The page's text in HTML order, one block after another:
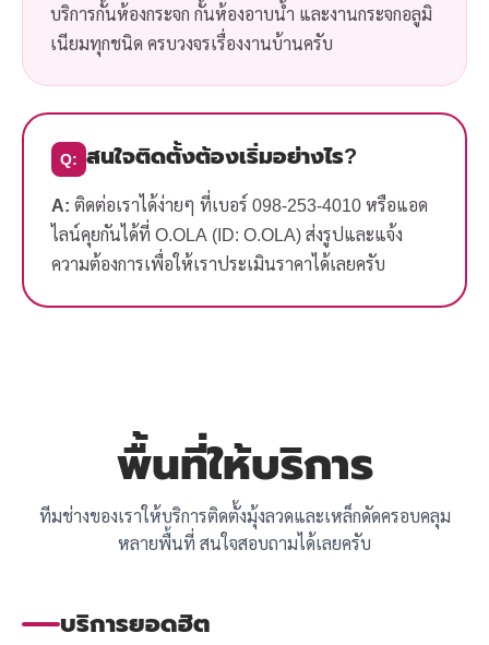
บริการกั้นห้องกระจก กั้นห้องอาบน้ำ และงานกระจกอลูมิ
เนียมทุกชนิด ครบวงจรเรื่องงานบ้านครับ
Q: สนใจติดตั้งต้องเริ่มอย่างไร?
A: ติดต่อเราได้ง่ายๆ ที่เบอร์ 098-253-4010 หรือแอด
ไลน์คุยกันได้ที่ O.OLA (ID: O.OLA) ส่งรูปและแจ้ง
ความต้องการเพื่อให้เราประเมินราคาได้เลยครับ
พื้นที่ให้บริการ
ทีมช่างของเราให้บริการติดตั้งมุ้งลวดและเหล็กดัดครอบคลุม
หลายพื้นที่ สนใจสอบถามได้เลยครับ
บริการยอดฮิต